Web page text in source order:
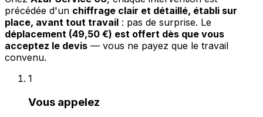
précédée d'un chiffrage clair et détaillé, établi sur
place, avant tout travail : pas de surprise. Le
déplacement (49,50 €) est offert dès que vous
acceptez le devis — vous ne payez que le travail
convenu.
1
Vous appelez